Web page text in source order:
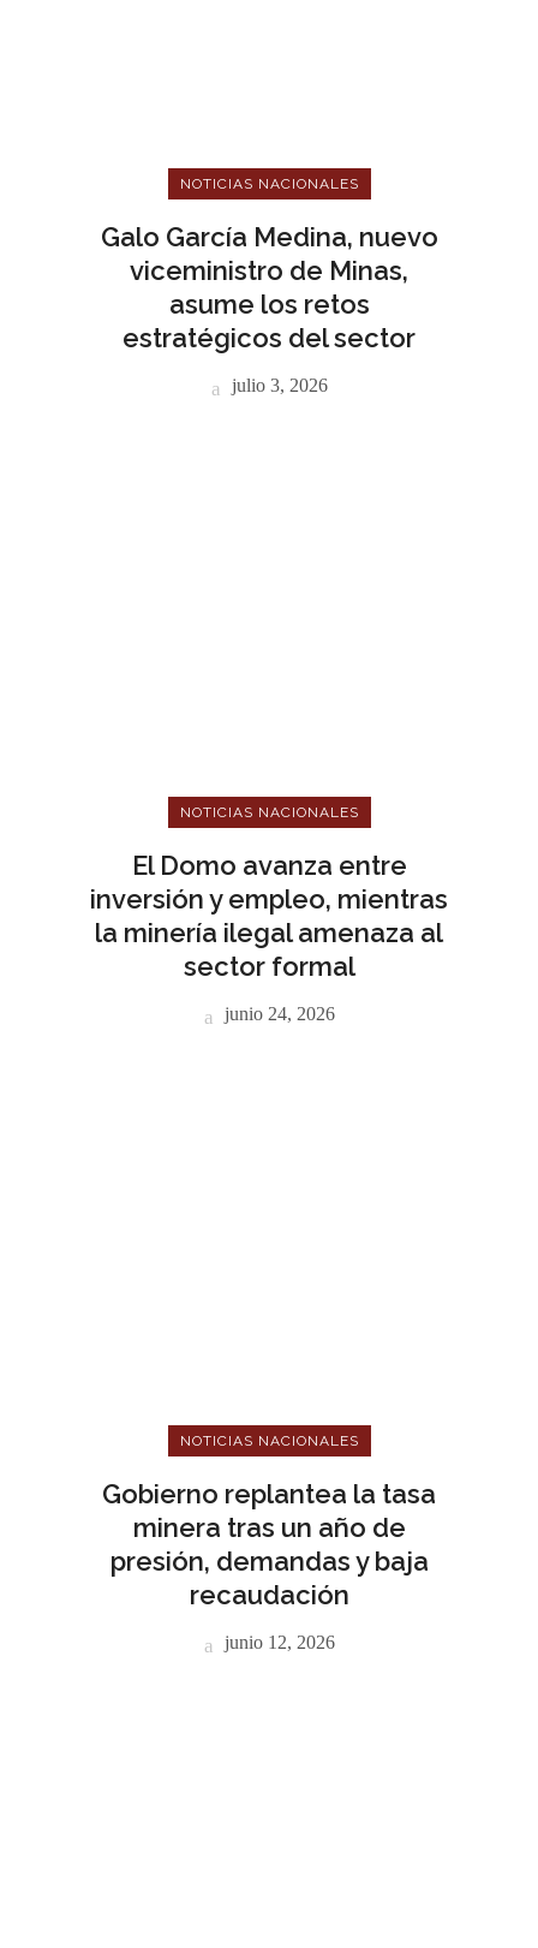
NOTICIAS NACIONALES
Galo García Medina, nuevo
viceministro de Minas,
asume los retos
estratégicos del sector
julio 3, 2026
NOTICIAS NACIONALES
El Domo avanza entre
inversión y empleo, mientras
la minería ilegal amenaza al
sector formal
junio 24, 2026
NOTICIAS NACIONALES
Gobierno replantea la tasa
minera tras un año de
presión, demandas y baja
recaudación
junio 12, 2026